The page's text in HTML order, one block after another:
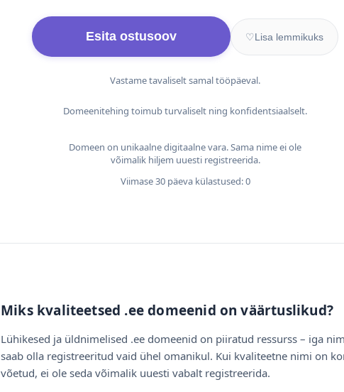
Esita ostusoov ♡Lisa lemmikuks
Vastame tavaliselt samal tööpäeval.
Domeenitehing toimub turvaliselt ning konfidentsiaalselt.
Domeen on unikaalne digitaalne vara. Sama nime ei ole
võimalik hiljem uuesti registreerida.
Viimase 30 päeva külastused: 0
Miks kvaliteetsed .ee domeenid on väärtuslikud?
Lühikesed ja üldnimelised .ee domeenid on piiratud ressurss – iga
saab olla registreeritud vaid ühel omanikul. Kui kvaliteetne nimi on
võetud, ei ole seda võimalik uuesti vabalt registreerida.